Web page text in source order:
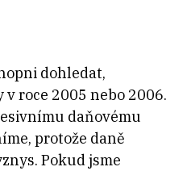
dohledat,
roce 2005 nebo 2006.
daňovému
protože daně
Pokud jsme